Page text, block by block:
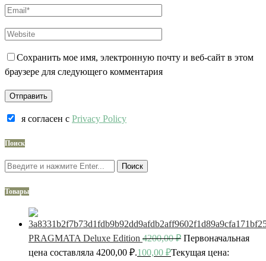
Сохранить мое имя, электронную почту и веб-сайт в этом
браузере для следующего комментария
я согласен c Privacy Policy
Поиск
Поиск
Товары
PRAGMATA Deluxe Edition 4200,00₽ Первоначальная
цена составляла 4200,00 ₽.100,00 ₽Текущая цена: